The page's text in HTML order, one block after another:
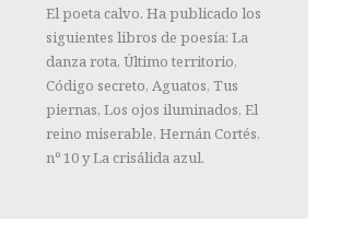
El poeta calvo. Ha publicado los
siguientes libros de poesía: La
danza rota, Último territorio,
Código secreto, Aguatos, Tus
piernas, Los ojos iluminados, El
reino miserable, Hernán Cortés,
nº 10 y La crisálida azul.